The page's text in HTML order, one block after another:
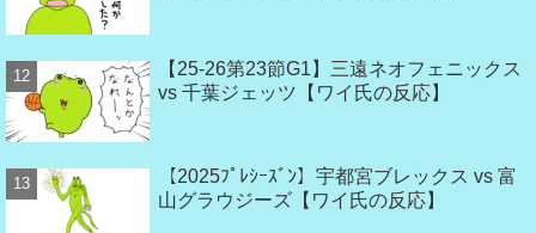
【25-26第23節G1】三遠ネオフェニックス
vs 千葉ジェッツ【ワイ氏の反応】
【2025ﾌﾟﾚｼｰｽﾞﾝ】宇都宮ブレックス vs 富
山グラウジーズ【ワイ氏の反応】